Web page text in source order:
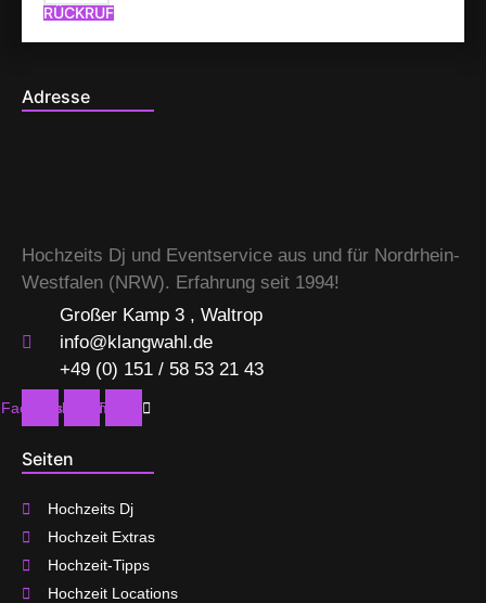
RÜCKRUF
Adresse
Hochzeits Dj und Eventservice aus und für Nordrhein-
Westfalen (NRW). Erfahrung seit 1994!
Großer Kamp 3 , Waltrop
info@klangwahl.de
+49 (0) 151 / 58 53 21 43
FacebookInstagramTwitter
Seiten
Hochzeits Dj
Hochzeit Extras
Hochzeit-Tipps
Hochzeit Locations